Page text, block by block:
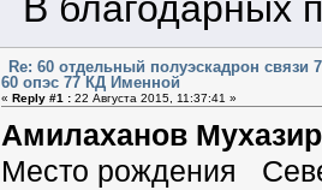
В благодарных
Re: 60 отдельный полуэскадрон связи
60 опэс 77 КД Именной
« Reply #1 :22 Августа 2015, 11:37:41 »
Амилаханов
Место рождения